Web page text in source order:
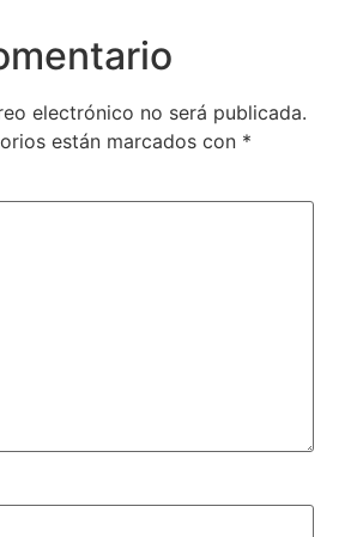
electrónico no será publicada.
están marcados con *